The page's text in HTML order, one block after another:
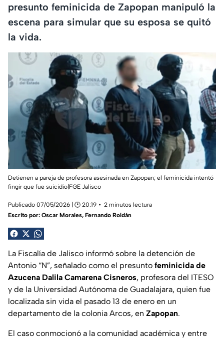
presunto feminicida de Zapopan manipuló la
escena para simular que su esposa se quitó
la vida.
Detienen a pareja de profesora asesinada en Zapopan; el feminicida intentó
fingir que fue suicidio|FGE Jalisco
Publicado 07/05/2026 | 🕑 20:19
2 minutos lectura
Escrito por: Oscar Morales, Fernando Roldán
La Fiscalía de Jalisco informó sobre la detención de
Antonio “N”, señalado como el presunto feminicida de
Azucena Dalila Camarena Cisneros, profesora del ITESO
y de la Universidad Autónoma de Guadalajara, quien fue
localizada sin vida el pasado 13 de enero en un
departamento de la colonia Arcos, en Zapopan.
El caso conmocionó a la comunidad académica y entre